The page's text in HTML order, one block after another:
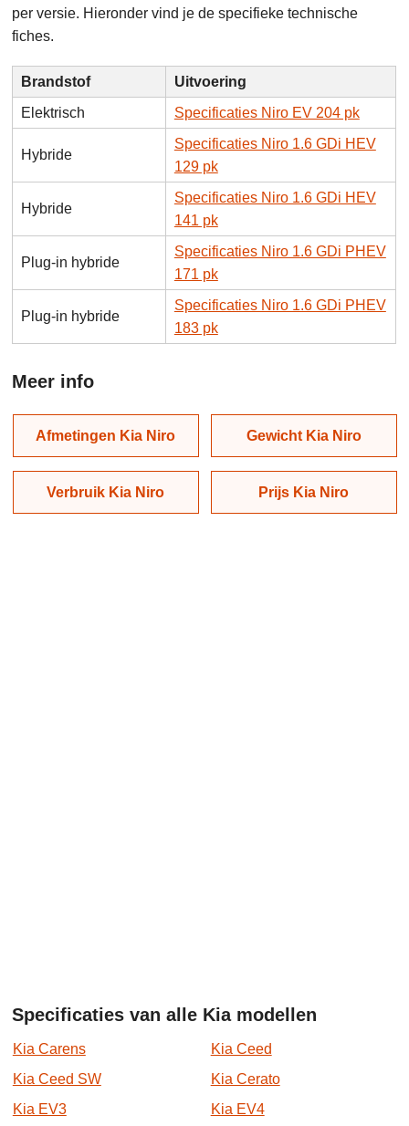
per versie. Hieronder vind je de specifieke technische
fiches.
Brandstof
Uitvoering
Elektrisch
Specificaties Niro EV 204 pk
Hybride
Specificaties Niro 1.6 GDi HEV
129 pk
Hybride
Specificaties Niro 1.6 GDi HEV
141 pk
Plug-in hybride
Specificaties Niro 1.6 GDi PHEV
171 pk
Plug-in hybride
Specificaties Niro 1.6 GDi PHEV
183 pk
Meer info
Afmetingen Kia Niro Gewicht Kia Niro
Verbruik Kia Niro Prijs Kia Niro
Specificaties van alle Kia modellen
Kia Carens
Kia Ceed
Kia Ceed SW
Kia Cerato
Kia EV3
Kia EV4